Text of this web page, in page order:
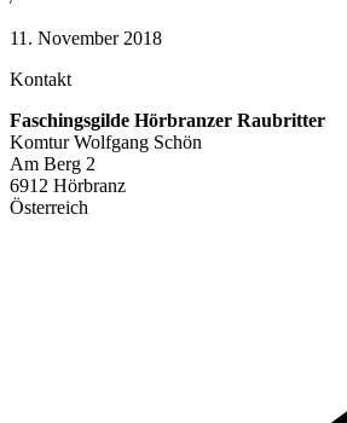
11. November 2018
Kontakt
Faschingsgilde Hörbranzer Raubritter
Komtur Wolfgang Schön
Am Berg 2
6912 Hörbranz
Österreich